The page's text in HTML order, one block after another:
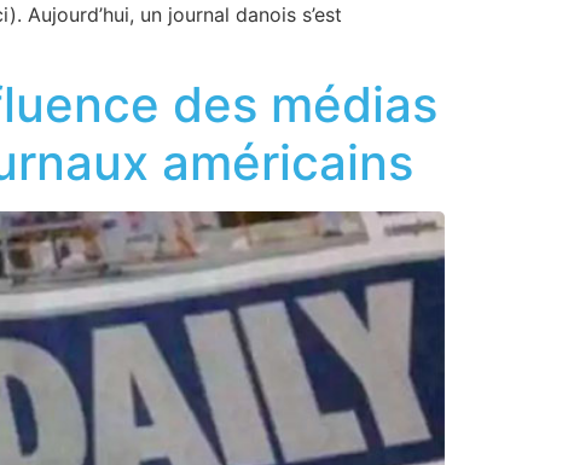
Aujourd’hui, un journal danois s’est
des médias
américains